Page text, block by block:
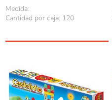
Medida:
Cantidad por caja: 120